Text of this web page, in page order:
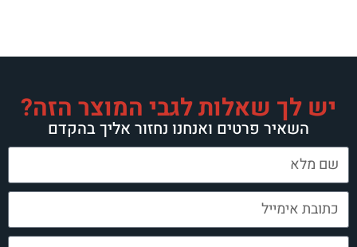
לגבי המוצר הזה?
ואנחנו נחזור אליך בהקדם